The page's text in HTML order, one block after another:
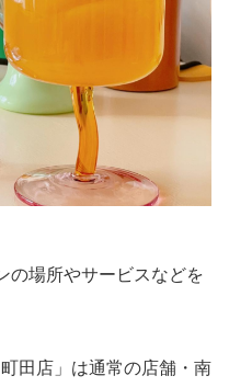
の場所やサービスなどを
田店」は通常の店舗・南